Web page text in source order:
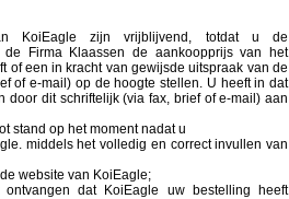
KoiEagle zijn vrijblijvend, totdat u de
de Firma Klaassen de aankoopprijs van het
of een in kracht van gewijsde uitspraak van de
of e-mail) op de hoogte stellen. U heeft in dat
dit schriftelijk (via fax, brief of e-mail) aan
stand op het moment nadat u
middels het volledig en correct invullen van
website van KoiEagle;
dat KoiEagle uw bestelling heeft